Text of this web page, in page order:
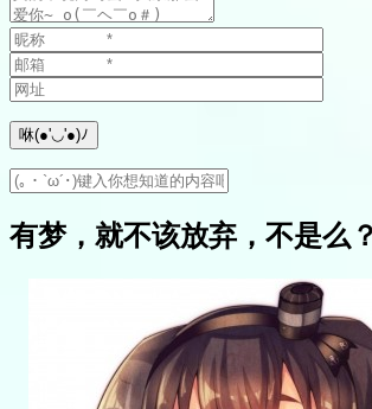
有梦，就不该放弃，不是么？